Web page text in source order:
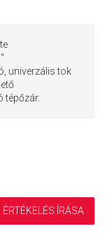
univerzális tok
tépőzár.
ÉRTÉKELÉS ÍRÁSA